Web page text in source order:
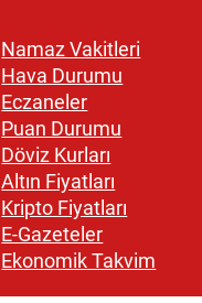
Namaz Vakitleri
Hava Durumu
Eczaneler
Puan Durumu
Döviz Kurları
Altın Fiyatları
Kripto Fiyatları
E-Gazeteler
Ekonomik Takvim